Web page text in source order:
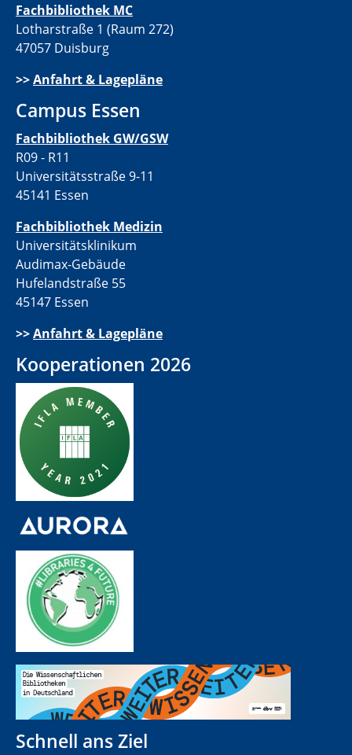
Fachbibliothek MC
Lotharstraße 1 (Raum 272)
47057 Duisburg
>>Anfahrt & Lagepläne
Campus Essen
Fachbibliothek GW/GSW
R09 - R11
Universitätsstraße 9-11
45141 Essen
Fachbibliothek Medizin
Universitätsklinikum
Audimax-Gebäude
Hufelandstraße 55
45147 Essen
>>Anfahrt & Lagepläne
Kooperationen 2026
Schnell ans Ziel